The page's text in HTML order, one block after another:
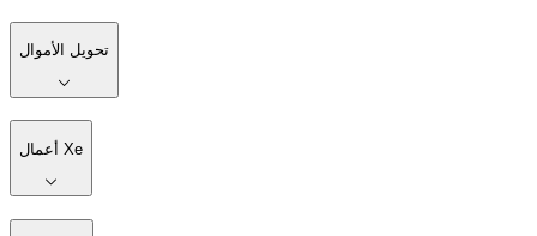
تحويل الأموال
أعمال Xe